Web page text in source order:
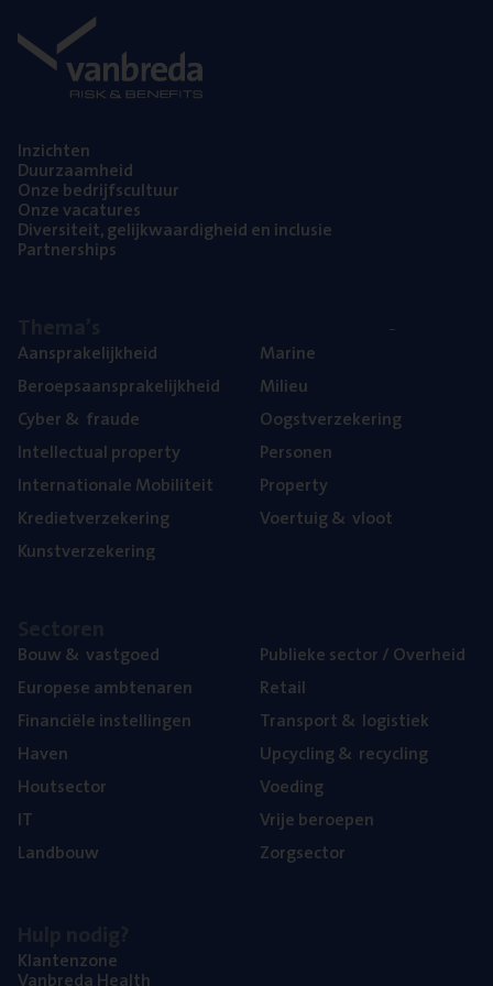
Inzich­ten
Duur­zaam­heid
Onze bedrijfs­cul­tuur
Onze vaca­tu­res
Diver­si­teit, gelijk­waar­dig­heid en inclusie
Part­ner­ships
Aan­spra­ke­lijk­heid
Beroeps­aan­spra­ke­lijk­heid
Cyber& fraude
Intel­lec­tu­al property
Inter­na­ti­o­na­le Mobiliteit
Kre­diet­ver­ze­ke­ring
Kunst­ver­ze­ke­ring
Mari­ne
Mili­eu
Oogst­ver­ze­ke­ring
Per­so­nen
Pro­per­ty
Voer­tuig& vloot
Bouw& vastgoed
Euro­pe­se ambtenaren
Finan­ci­ë­le instellingen
Haven
Hout­sec­tor
IT
Land­bouw
Publie­ke sec­tor / Overheid
Retail
Trans­port& logistiek
Upcy­cling& recycling
Voe­ding
Vrije beroe­pen
Zorg­sec­tor
Klan­ten­zo­ne
Van­b­re­da Health